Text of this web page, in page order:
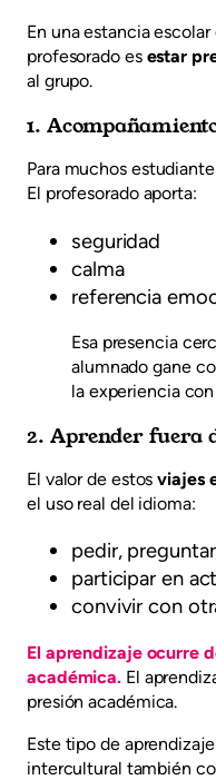
En una estancia
profesorado es estar
al grupo.
1.
Para muchos
El profesorado aporta:
seguridad
calma
referencia
Esa presencia
alumnado gane
la experiencia
2. Aprender fuera
El valor de estosviajes
el uso real del idioma:
pedir,
participar en
convivir con
El aprendizaje ocurre
académica. El
presión académica.
Este tipo de
intercultural también